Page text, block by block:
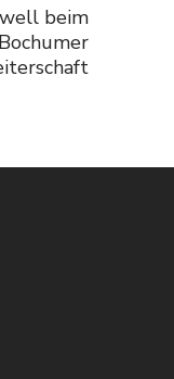
beim